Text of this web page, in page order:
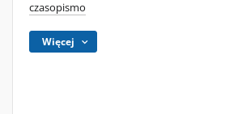
czasopismo
Więcej